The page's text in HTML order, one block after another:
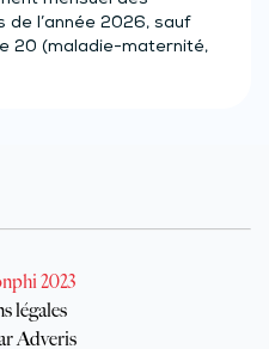
l’année 2026, sauf
20 (maladie-maternité,
2023
légales
Adveris